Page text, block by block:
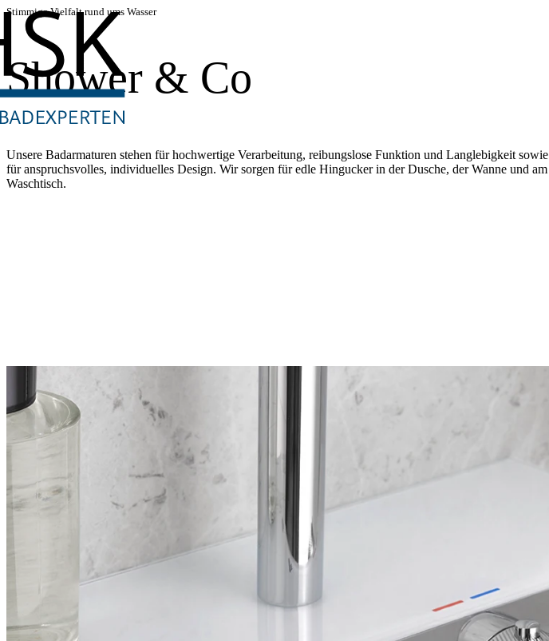
Stimmige Vielfalt rund ums Wasser
Shower & Co
Unsere Badarmaturen stehen für hochwertige Verarbeitung, reibungslose Funktion und Langlebigkeit sowie
für anspruchsvolles, individuelles Design. Wir sorgen für edle Hingucker in der Dusche, der Wanne und am
Waschtisch.